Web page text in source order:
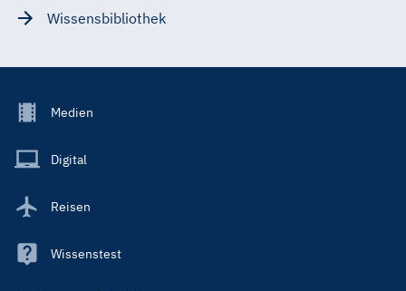
Wissensbibliothek
Footer
Main
Medien
Digital
Reisen
Wissenstest